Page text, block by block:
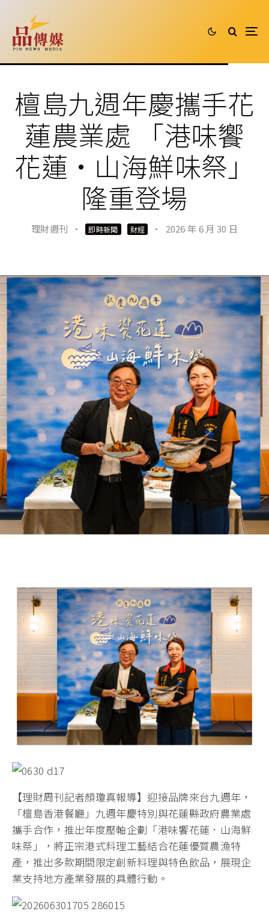
檀島九週年慶攜手花
蓮農業處 「港味饗
花蓮・山海鮮味祭」
隆重登場
理財週刊 · 即時新聞 財經 · 2026 年 6 月 30 日
【理財周刊記者顏瓊真報導】迎接品牌來台九週年，
「檀島香港餐廳」九週年慶特別與花蓮縣政府農業處
攜手合作，推出年度壓軸企劃「港味饗花蓮．山海鮮
味祭」，將正宗港式料理工藝結合花蓮優質農漁特
產，推出多款期間限定創新料理與特色飲品，展現企
業支持地方產業發展的具體行動。